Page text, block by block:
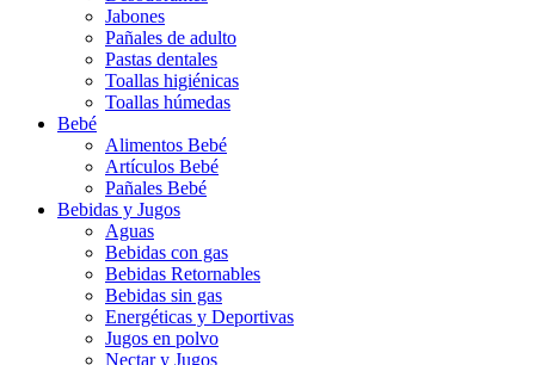
Jabones
Pañales de adulto
Pastas dentales
Toallas higiénicas
Toallas húmedas
Bebé
Alimentos Bebé
Artículos Bebé
Pañales Bebé
Bebidas y Jugos
Aguas
Bebidas con gas
Bebidas Retornables
Bebidas sin gas
Energéticas y Deportivas
Jugos en polvo
Nectar y Jugos